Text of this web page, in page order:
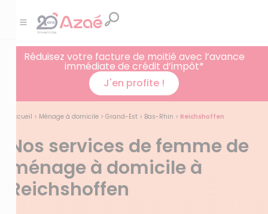
Réduisez votre facture de moitié avec l’avance
immédiate de crédit d’impôt*
J'en profite !
Accueil > Ménage à domicile > Grand-Est > Bas-Rhin > Reichshoffen
Nos services de femme de
ménage à domicile à
Reichshoffen